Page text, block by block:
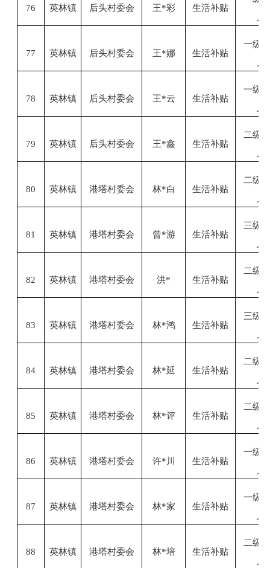
76 英林镇 后头村委会 王*彩 生活补贴
77 英林镇 后头村委会 王*娜 生活补贴
一级
78 英林镇 后头村委会 王*云 生活补贴
一级
79 英林镇 后头村委会 王*鑫 生活补贴
二级
80 英林镇 港塔村委会 林*白 生活补贴
二级
81 英林镇 港塔村委会 曾*游 生活补贴
三级
82 英林镇 港塔村委会 洪* 生活补贴
二级
83 英林镇 港塔村委会 林*鸿 生活补贴
三级
84 英林镇 港塔村委会 林*延 生活补贴
二级
85 英林镇 港塔村委会 林*评 生活补贴
二级
86 英林镇 港塔村委会 许*川 生活补贴
一级
87 英林镇 港塔村委会 林*家 生活补贴
一级
88 英林镇 港塔村委会 林*培 生活补贴
二级